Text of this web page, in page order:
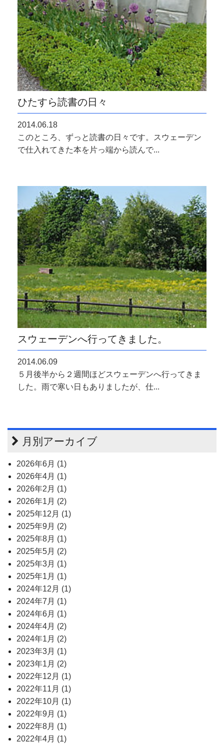
ひたすら読書の日々
2014.06.18
このところ、ずっと読書の日々です。スウェーデン
で仕入れてきた本を片っ端から読んで...
スウェーデンへ行ってきました。
2014.06.09
５月後半から２週間ほどスウェーデンへ行ってきま
した。雨で寒い日もありましたが、仕...
月別アーカイブ
2026年6月 (1)
2026年4月 (1)
2026年2月 (1)
2026年1月 (2)
2025年12月 (1)
2025年9月 (2)
2025年8月 (1)
2025年5月 (2)
2025年3月 (1)
2025年1月 (1)
2024年12月 (1)
2024年7月 (1)
2024年6月 (1)
2024年4月 (2)
2024年1月 (2)
2023年3月 (1)
2023年1月 (2)
2022年12月 (1)
2022年11月 (1)
2022年10月 (1)
2022年9月 (1)
2022年8月 (1)
2022年4月 (1)